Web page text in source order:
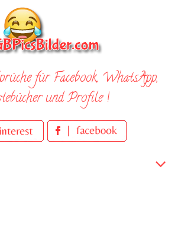
für Facebook, WhatsApp,
und Profile !